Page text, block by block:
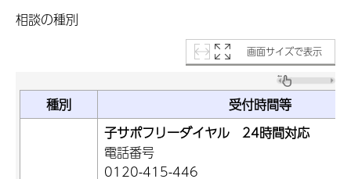
相談の種別
画面サイズで表示
種別 受付時間等
子サポフリーダイヤル 24時間対応
電話番号
0120-415-446